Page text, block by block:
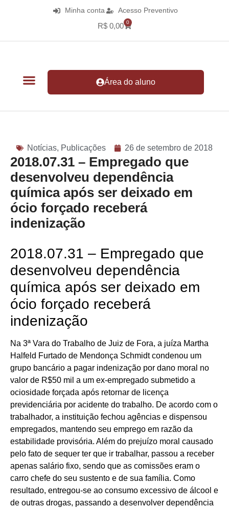
Minha conta Acesso Preventivo
R$ 0,00 0
Área do aluno
Notícias, Publicações 26 de setembro de 2018
2018.07.31 – Empregado que
desenvolveu dependência
química após ser deixado em
ócio forçado receberá
indenização
2018.07.31 – Empregado que
desenvolveu dependência
química após ser deixado em
ócio forçado receberá
indenização
Na 3ª Vara do Trabalho de Juiz de Fora, a juíza Martha
Halfeld Furtado de Mendonça Schmidt condenou um
grupo bancário a pagar indenização por dano moral no
valor de R$50 mil a um ex-empregado submetido a
ociosidade forçada após retornar de licença
previdenciária por acidente do trabalho. De acordo com o
trabalhador, a instituição fechou agências e dispensou
empregados, mantendo seu emprego em razão da
estabilidade provisória. Além do prejuízo moral causado
pelo fato de sequer ter que ir trabalhar, passou a receber
apenas salário fixo, sendo que as comissões eram o
carro chefe do seu sustento e de sua família. Como
resultado, entregou-se ao consumo excessivo de álcool e
de outras drogas, passando a desenvolver dependência